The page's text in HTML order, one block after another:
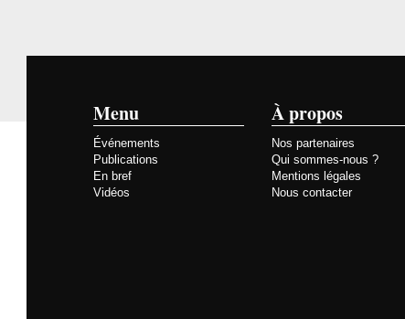
Menu
Événements
Publications
En bref
Vidéos
À propos
Nos partenaires
Qui sommes-nous ?
Mentions légales
Nous contacter